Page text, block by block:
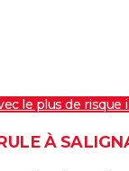
le plus de risque
À